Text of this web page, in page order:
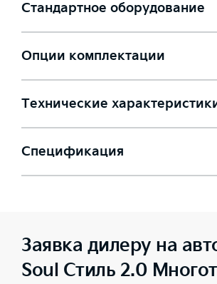
Стандартное оборудование
Опции комплектации
Технические
Спецификация
Заявка дилеру на
Soul Стиль 2.0